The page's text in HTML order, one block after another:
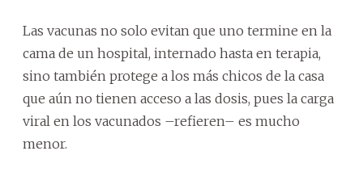
Las vacunas no solo evitan que uno termine en la
cama de un hospital, internado hasta en terapia,
sino también protege a los más chicos de la casa
que aún no tienen acceso a las dosis, pues la carga
viral en los vacunados –refieren– es mucho
menor.